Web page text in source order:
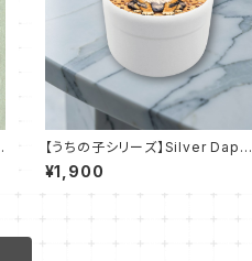
【うちの子シリーズ】Silver Dappl
eテディちゃん｜おでかけトリーツ
缶
¥1,900